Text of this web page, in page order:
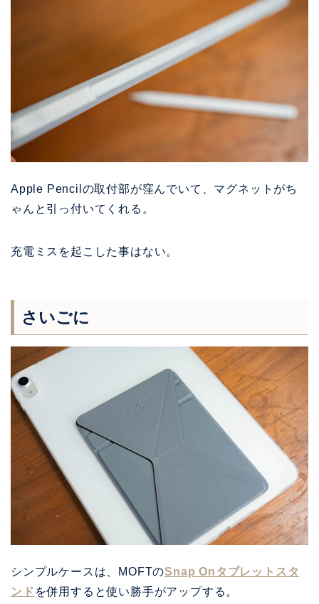
Apple Pencilの取付部が窪んでいて、マグネットがち
ゃんと引っ付いてくれる。
充電ミスを起こした事はない。
さいごに
シンプルケースは、MOFTのSnap Onタブレットスタ
ンド を併用すると使い勝手がアップする。